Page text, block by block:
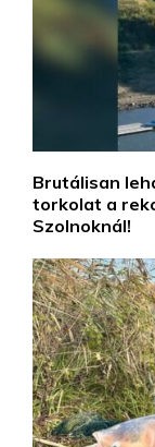
Brutálisan
torkolat a
Szolnoknál!